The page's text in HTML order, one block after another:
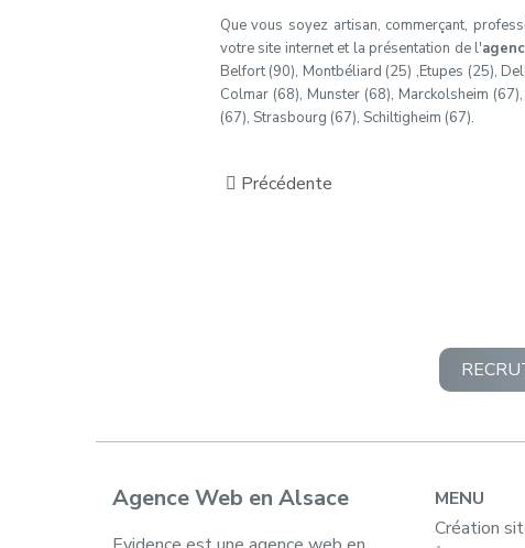
Que vous soyez artisan, commerçant,
votre site internet et la présentation de l'
Belfort (90), Montbéliard (25) ,Etupes (25),
Colmar (68), Munster (68), Marckolsheim
(67), Strasbourg (67), Schiltigheim (67).
Précédente
Agence Web en Alsace
MENU
Création